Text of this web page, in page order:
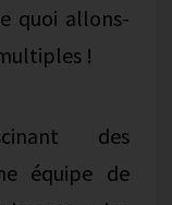
quoi allons-
!
des
équipe de